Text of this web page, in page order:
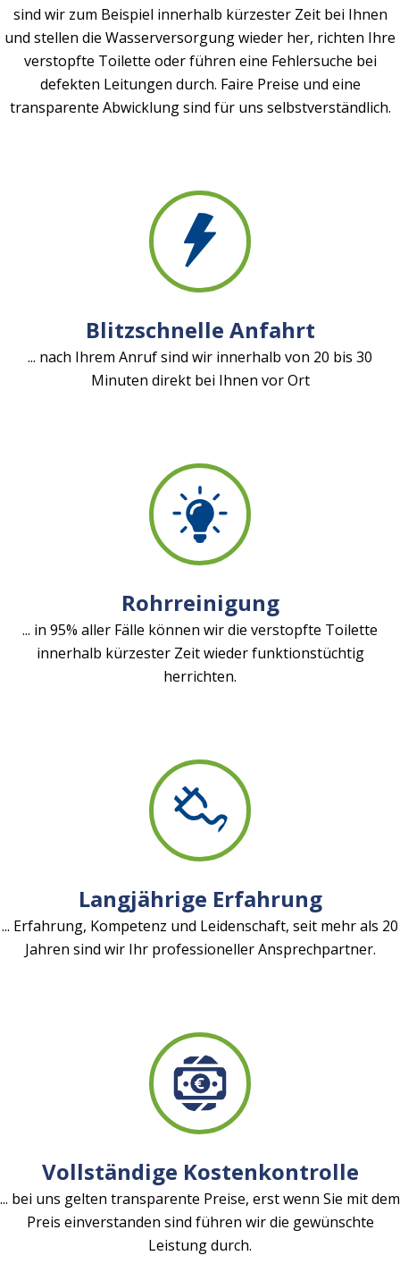
sind wir zum Beispiel innerhalb kürzester Zeit bei Ihnen
und stellen die Wasserversorgung wieder her, richten Ihre
verstopfte Toilette oder führen eine Fehlersuche bei
defekten Leitungen durch. Faire Preise und eine
transparente Abwicklung sind für uns selbstverständlich.
Blitzschnelle Anfahrt
... nach Ihrem Anruf sind wir innerhalb von 20 bis 30
Minuten direkt bei Ihnen vor Ort
Rohrreinigung
... in 95% aller Fälle können wir die verstopfte Toilette
innerhalb kürzester Zeit wieder funktionstüchtig
herrichten.
Langjährige Erfahrung
... Erfahrung, Kompetenz und Leidenschaft, seit mehr als 20
Jahren sind wir Ihr professioneller Ansprechpartner.
Vollständige Kostenkontrolle
... bei uns gelten transparente Preise, erst wenn Sie mit dem
Preis einverstanden sind führen wir die gewünschte
Leistung durch.